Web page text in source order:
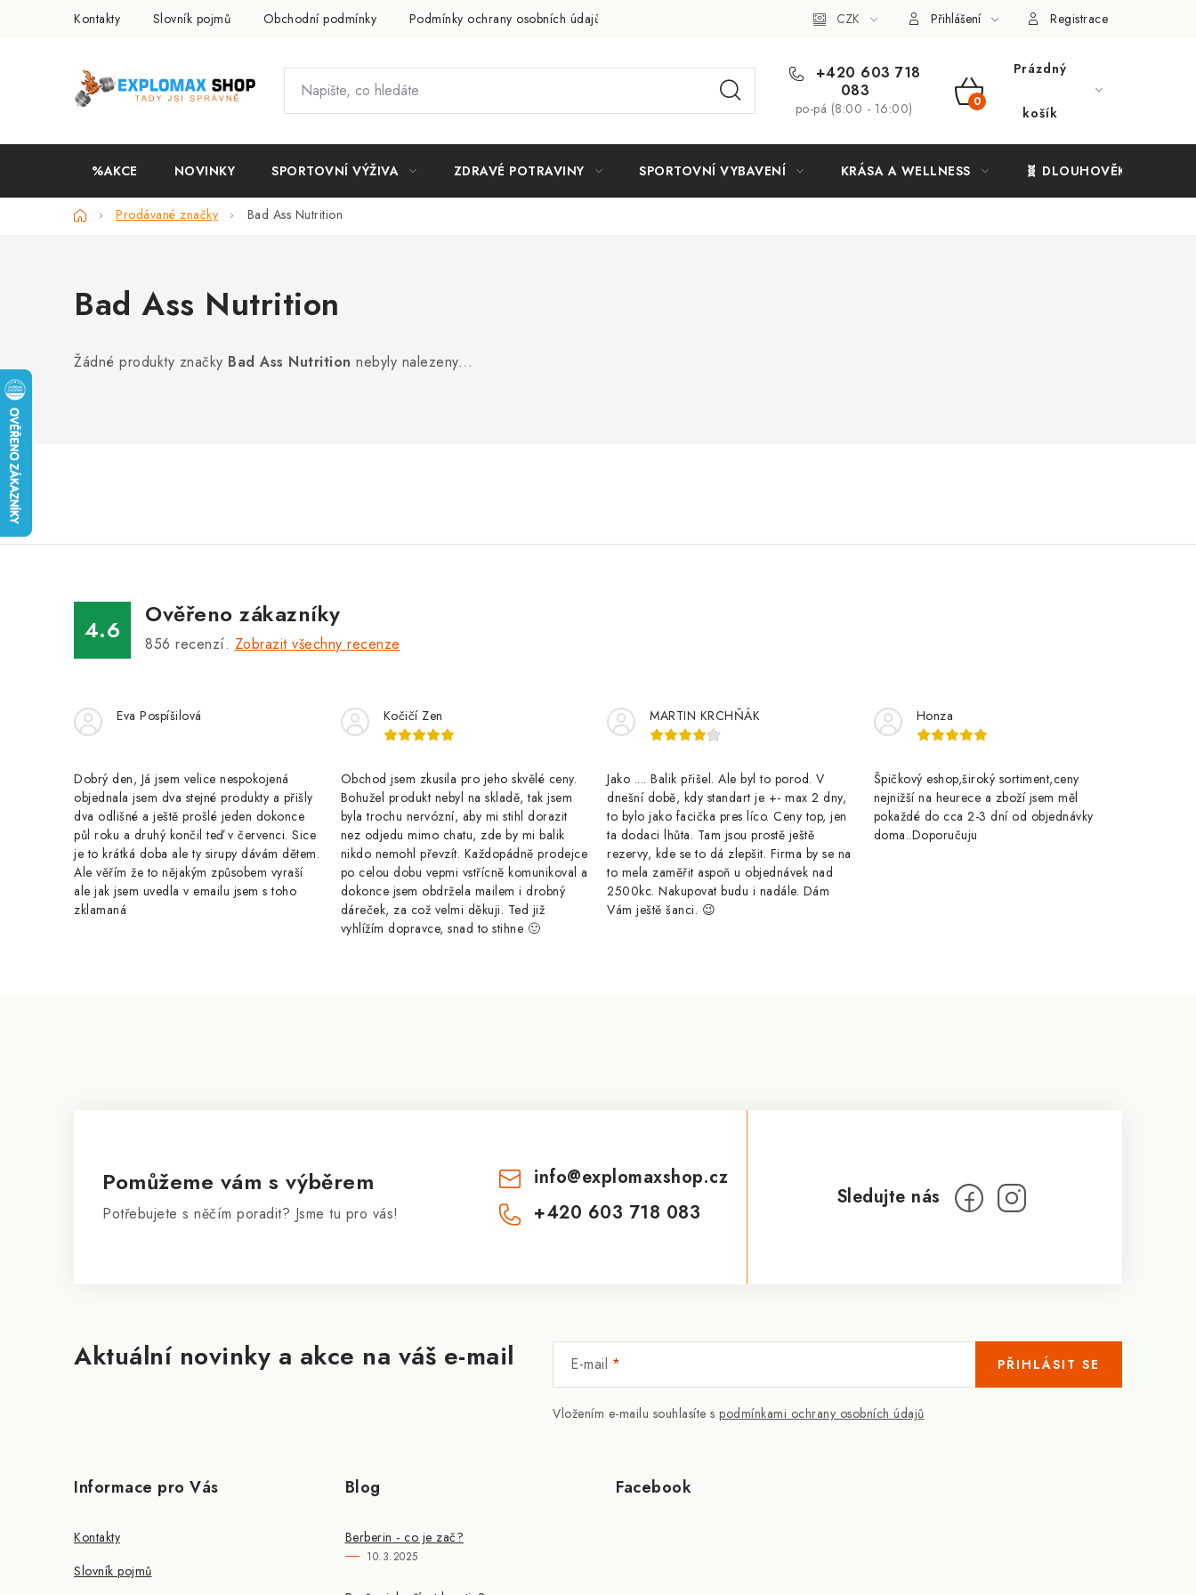
Kontakty Slovník pojmů Obchodní podmínky Podmínky ochrany osobních údajů Slevový systém Vše o nákupu
CZK Přihlášení Registrace
+420 603 718
083
po-pá (8:00 - 16:00)
NÁKUPNÍ
Prázdný
košík
%AKCE NOVINKY SPORTOVNÍ VÝŽIVA ZDRAVÉ POTRAVINY SPORTOVNÍ VYBAVENÍ KRÁSA A WELLNESS 🧬 DLOUHOVĚKOST
DomůProdávané značky Bad Ass Nutrition
Bad Ass Nutrition
Žádné produkty značky Bad Ass Nutrition nebyly nalezeny...
4.6
Ověřeno zákazníky
856 recenzí. Zobrazit všechny recenze
Eva Pospíšilová
Dobrý den, Já jsem velice nespokojená
objednala jsem dva stejné produkty a přišly
dva odlišné a ještě prošlé jeden dokonce
půl roku a druhý končil teď v červenci. Sice
je to krátká doba ale ty sirupy dávám dětem.
Ale věřím že to nějakým způsobem vyraší
ale jak jsem uvedla v emailu jsem s toho
zklamaná
Kočičí Zen
Obchod jsem zkusila pro jeho skvělé ceny.
Bohužel produkt nebyl na skladě, tak jsem
byla trochu nervózní, aby mi stihl dorazit
nez odjedu mimo chatu, zde by mi balik
nikdo nemohl převzít. Každopádně prodejce
po celou dobu vepmi vstřícně komunikoval a
dokonce jsem obdržela mailem i drobný
dáreček, za což velmi děkuji. Ted již
vyhlížím dopravce, snad to stihne 🙂
MARTIN KRCHŇÁK
Jako .... Balik přišel. Ale byl to porod. V
dnešní době, kdy standart je +- max 2 dny,
to bylo jako facička pres líco. Ceny top, jen
ta dodaci lhůta. Tam jsou prostě ještě
rezervy, kde se to dá zlepšit. Firma by se na
to mela zaměřit aspoň u objednávek nad
2500kc. Nakupovat budu i nadále. Dám
Vám ještě šanci. 😉
Honza
Špičkový eshop,široký sortiment,ceny
nejnižší na heurece a zboží jsem měl
pokaždé do cca 2-3 dní od objednávky
doma..Doporučuju
Aktuální novinky a akce na váš e-mail E-mail
Vložením e-mailu souhlasíte s podmínkami ochrany osobních údajů
PŘIHLÁSIT SE
Pomůžeme vám s výběrem
Potřebujete s něčím poradit? Jsme tu pro vás!
info@explomaxshop.cz
+420 603 718 083
Informace pro Vás
Kontakty
Slovník pojmů
Blog
Berberin - co je zač?
10.3.2025
Facebook